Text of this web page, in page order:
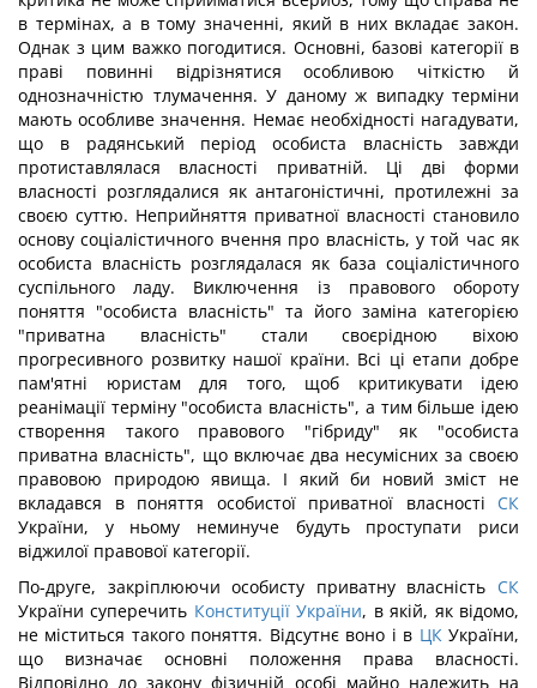
в термінах, а в тому значенні, який в них вкладає закон.
Однак з цим важко погодитися. Основні, базові категорії в
праві повинні відрізнятися особливою чіткістю й
однозначністю тлумачення. У даному ж випадку терміни
мають особливе значення. Немає необхідності нагадувати,
що в радянський період особиста власність завжди
протиставлялася власності приватній. Ці дві форми
власності розглядалися як антагоністичні, протилежні за
своєю суттю. Неприйняття приватної власності становило
основу соціалістичного вчення про власність, у той час як
особиста власність розглядалася як база соціалістичного
суспільного ладу. Виключення із правового обороту
поняття "особиста власність" та його заміна категорією
"приватна власність" стали своєрідною віхою
прогресивного розвитку нашої країни. Всі ці етапи добре
пам'ятні юристам для того, щоб критикувати ідею
реанімації терміну "особиста власність", а тим більше ідею
створення такого правового "гібриду" як "особиста
приватна власність", що включає два несумісних за своєю
правовою природою явища. І який би новий зміст не
вкладався в поняття особистої приватної власності СК
України, у ньому неминуче будуть проступати риси
віджилої правової категорії.
По-друге, закріплюючи особисту приватну власність СК
України суперечить Конституції України, в якій, як відомо,
не міститься такого поняття. Відсутнє воно і в ЦКУкраїни,
що визначає основні положення права власності.
Відповідно до закону фізичній особі майно належить на